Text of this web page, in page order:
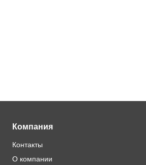
Компания
Контакты
О компании